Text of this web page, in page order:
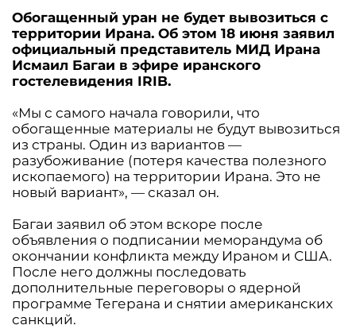
Обогащенный уран не будет вывозиться с
территории Ирана. Об этом 18 июня заявил
официальный представитель МИД Ирана
Исмаил Багаи в эфире иранского
гостелевидения IRIB.
«Мы с самого начала говорили, что
обогащенные материалы не будут вывозиться
из страны. Один из вариантов —
разубоживание (потеря качества полезного
ископаемого) на территории Ирана. Это не
новый вариант», — сказал он.
Багаи заявил об этом вскоре после
объявления о подписании меморандума об
окончании конфликта между Ираном и США.
После него должны последовать
дополнительные переговоры о ядерной
программе Тегерана и снятии американских
санкций.